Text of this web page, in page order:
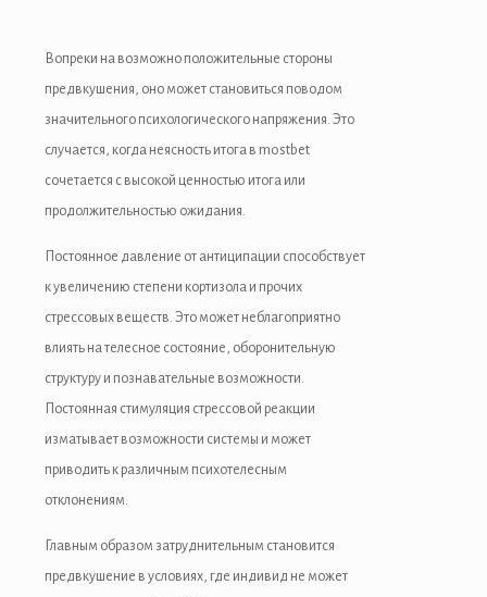
Вопреки на возможно положительные стороны
предвкушения, оно может становиться поводом
значительного психологического напряжения. Это
случается, когда неясность итога в mostbet
сочетается с высокой ценностью итога или
продолжительностью ожидания.
Постоянное давление от антиципации способствует
к увеличению степени кортизола и прочих
стрессовых веществ. Это может неблагоприятно
влиять на телесное состояние, оборонительную
структуру и познавательные возможности.
Постоянная стимуляция стрессовой реакции
изматывает возможности системы и может
приводить к различным психотелесным
отклонениям.
Главным образом затруднительным становится
предвкушение в условиях, где индивид не может